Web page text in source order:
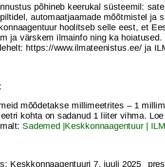
põhineb keerukal süsteemil:
automaatjaamade mõõtmistel ja
hoolitseb selle eest, et
ja värskem ilmainfo ning ka
https://www.ilmateenistus.ee/ ja
mõõdetakse millimeetrites – 1
kohta on sadanud 1 liiter vihma.
Sademed |Keskkonnaagentuur | ILM
Keskkonnaagentuuri 7. juuli 2025